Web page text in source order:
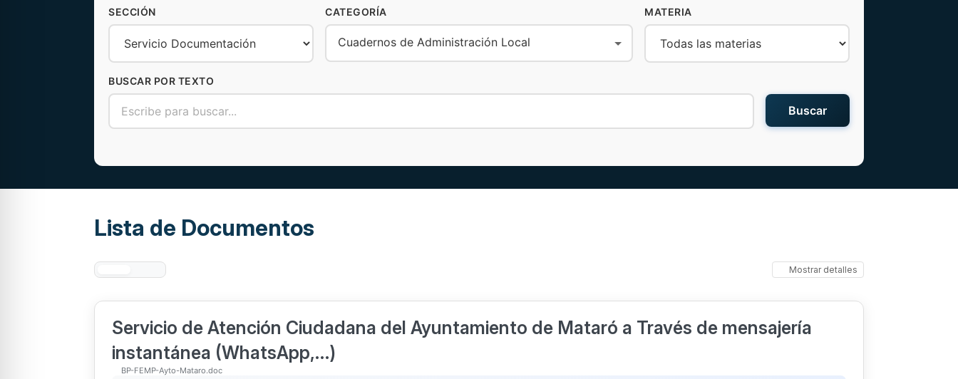
SECCIÓN CATEGORÍA
Cuadernos de Administración Local
MATERIA
BUSCAR POR TEXTO
Buscar
Lista de Documentos
Mostrar detalles
Servicio de Atención Ciudadana del Ayuntamiento de Mataró a Través de mensajería
instantánea (WhatsApp,…)
BP-FEMP-Ayto-Mataro.doc